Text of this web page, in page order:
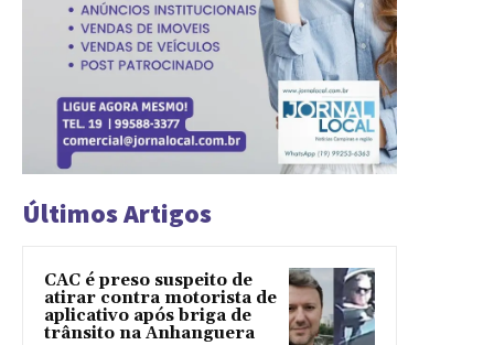
Últimos Artigos
CAC é preso suspeito de
atirar contra motorista de
aplicativo após briga de
trânsito na Anhanguera